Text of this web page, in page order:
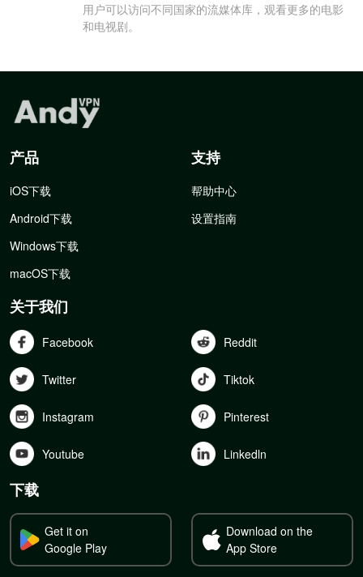
用户可以访问不同国家的流媒体库，观看更多的电影
和电视剧。
产品
iOS下载
Android下载
Windows下载
macOS下载
支持
帮助中心
设置指南
关于我们
Facebook Reddit
Twitter Tiktok
Instagram Pinterest
Youtube Linkedln
下载
Get it on
Google Play
Download on the
App Store